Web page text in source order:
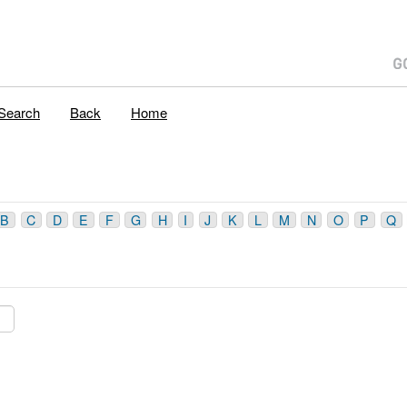
Back Home
B C D E F G H I J K L M N O P Q